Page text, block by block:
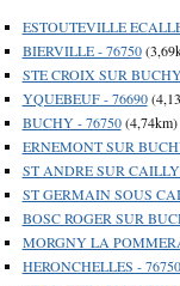
ESTOUTEVILLE
BIERVILLE - 76750
STE CROIX SUR
YQUEBEUF - 76690
BUCHY - 76750(4,74km)
ERNEMONT SUR
ST ANDRE SUR
ST GERMAIN SOUS
BOSC ROGER SUR
MORGNY LA
HERONCHELLES - 76750